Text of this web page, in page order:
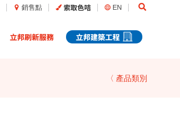
銷售點 索取色咭 EN Search
立邦刷新服務 立邦建築工程
〈 產品類別